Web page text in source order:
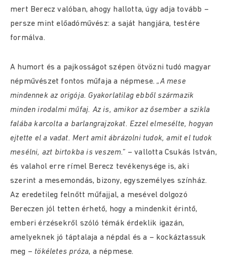
mert Berecz valóban, ahogy hallotta, úgy adja tovább –
persze mint előadóművész: a saját hangjára, testére
formálva.
A humort és a pajkosságot szépen ötvözni tudó magyar
népművészet fontos műfaja a népmese.„A mese
mindennek az origója. Gyakorlatilag ebből származik
minden irodalmi műfaj. Az is, amikor az ősember a szikla
falába karcolta a barlangrajzokat. Ezzel elmesélte, hogyan
ejtette el a vadat. Mert amit ábrázolni tudok, amit el tudok
mesélni, azt birtokba is veszem.” – vallotta Csukás István,
és valahol erre rímel Berecz tevékenysége is, aki
szerint a mesemondás, bizony, egyszemélyes színház.
Az eredetileg felnőtt műfajjal, a mesével dolgozó
Bereczen jól tetten érhető, hogy a mindenkit érintő,
emberi érzésekről szóló témák érdeklik igazán,
amelyeknek jó táptalaja a népdal és a – kockáztassuk
meg – tökéletes próza, a népmese.